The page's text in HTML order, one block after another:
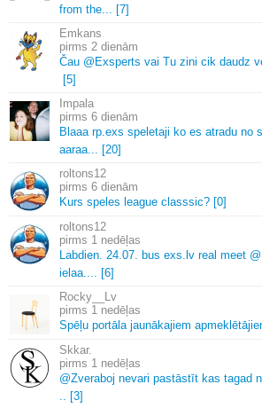
from the... [7]
Emkans
2 dienām
Čau @Exsperts vai Tu zini cik daudz
[5]
Impala
6 dienām
Blaaa rp.exs speletaji ko es atradu no
aaraa... [20]
roltons12
6 dienām
Kurs speles league classsic? [0]
roltons12
1 nedēļas
Labdien. 24.07. bus exs. lv real meet
ielaa.... [6]
Rocky__Lv
1 nedēļas
Spēļu portāla jaunākajiem
Skkar.
1 nedēļas
@Zveraboj nevari pastāstīt kas tagad
.. [3]